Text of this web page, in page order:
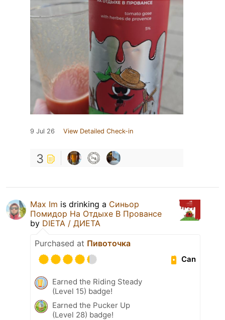
9 Jul 26 View Detailed Check-in
3
Max Im is drinking a Синьор
Помидор На Отдыхе В Провансе
by DIETA / ДИЕТА
Purchased at Пивоточка
Can
Earned the Riding Steady
(Level 15) badge!
Earned the Pucker Up
(Level 28) badge!